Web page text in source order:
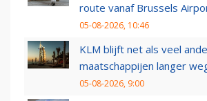
route vanaf Brussels
05-08-2026, 10:46
KLM blijft net als veel
maatschappijen langer
05-08-2026, 9:00